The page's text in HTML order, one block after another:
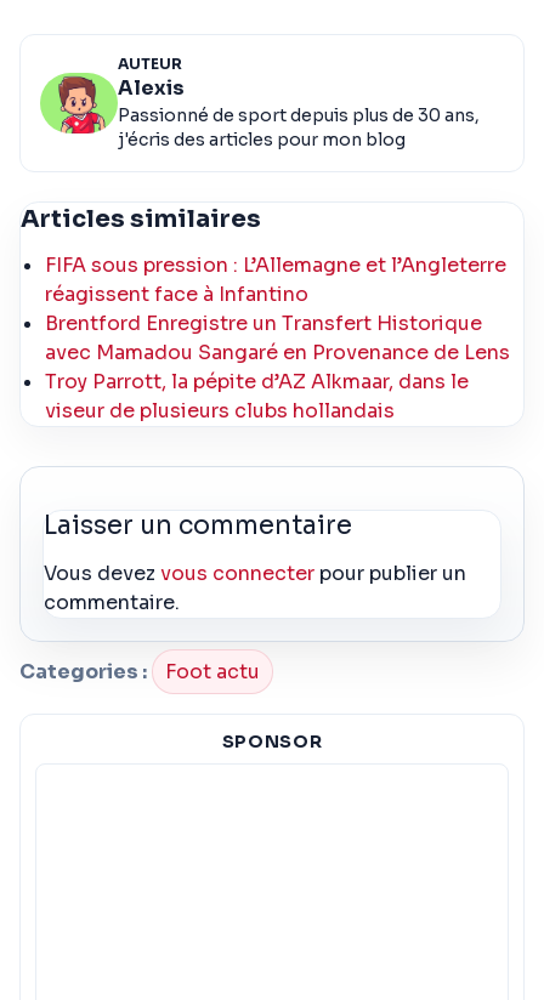
AUTEUR
Alexis
Passionné de sport depuis plus de 30 ans,
j'écris des articles pour mon blog
Articles similaires
FIFA sous pression : L’Allemagne et l’Angleterre
réagissent face à Infantino
Brentford Enregistre un Transfert Historique
avec Mamadou Sangaré en Provenance de Lens
Troy Parrott, la pépite d’AZ Alkmaar, dans le
viseur de plusieurs clubs hollandais
Laisser un commentaire
Vous devezvous connecter pour publier un
commentaire.
Categories : Foot actu
SPONSOR